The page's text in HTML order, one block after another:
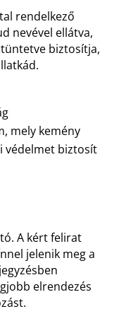
rendelkező
nevével ellátva,
biztosítja,
mely kemény
védelmet biztosít
A kért felirat
jelenik meg a
elrendezés